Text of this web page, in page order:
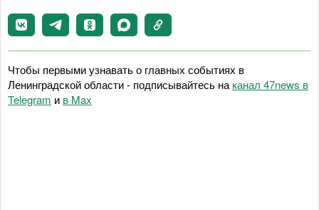
Чтобы первыми узнавать о главных событиях в
Ленинградской области - подписывайтесь на канал 47news в
Telegram и в Maх